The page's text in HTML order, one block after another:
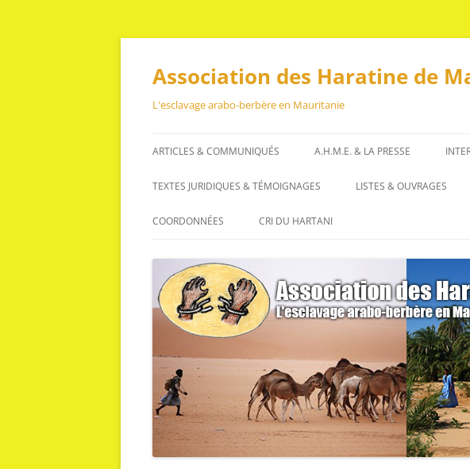
Aller
contenu
Association des Haratine de
L'esclavage arabo-berbère en Mauritanie
ARTICLES & COMMUNIQUÉS
ARTICLES
COMMUNIQUÉS
A.H.M.E. & LA PRESSE
TEXTES JURIDIQUES & TÉMOIGNAGES
TEXTES JURIDIQUES
LISTES & OUVRAGES
COORDONNÉES CRI DU HARTANI